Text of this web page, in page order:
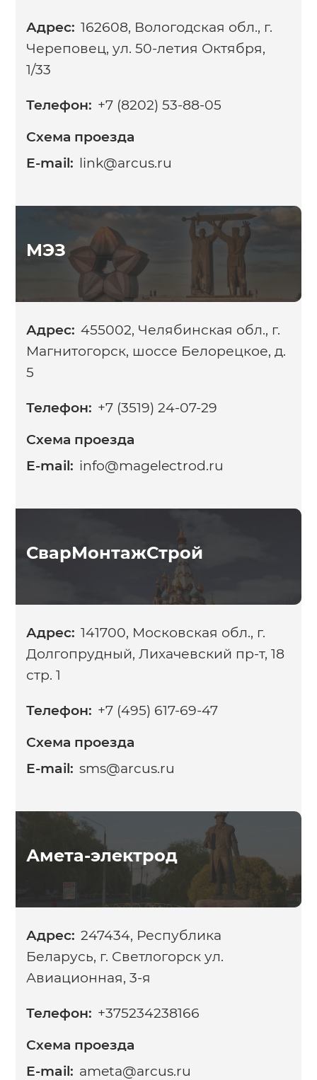
Адрес: 162608, Вологодская обл., г.
Череповец, ул. 50-летия Октября,
1/33
Телефон: +7 (8202) 53-88-05
Схема проезда
E-mail: link@arcus.ru
МЭЗ
Адрес: 455002, Челябинская обл., г.
Магнитогорск, шоссе Белорецкое, д.
5
Телефон: +7 (3519) 24-07-29
Схема проезда
E-mail: info@magelectrod.ru
СварМонтажСтрой
Адрес: 141700, Московская обл., г.
Долгопрудный, Лихачевский пр-т, 18
стр. 1
Телефон: +7 (495) 617-69-47
Схема проезда
E-mail: sms@arcus.ru
Амета-электрод
Адрес: 247434, Республика
Беларусь, г. Светлогорск ул.
Авиационная, 3-я
Телефон: +375234238166
Схема проезда
E-mail: ameta@arcus.ru